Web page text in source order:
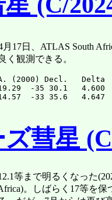
月17日、ATLAS South
く観測できる。
(2000) Decl.
-35 30.1
彗星
等まで明るくなった
。しばらく17等を